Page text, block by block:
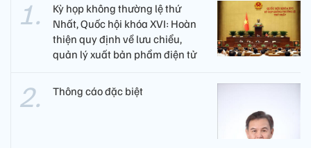
Kỳ họp không thường lệ thứ
Nhất, Quốc hội khóa XVI: Hoàn
thiện quy định về lưu chiểu,
quản lý xuất bản phẩm điện tử
Thông cáo đặc biệt